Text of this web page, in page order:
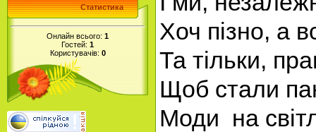
Статистика
Онлайн всього: 1
Гостей: 1
Користувачів: 0
Хоч пізно, а
Та тільки,
Щоб стали
Моди на